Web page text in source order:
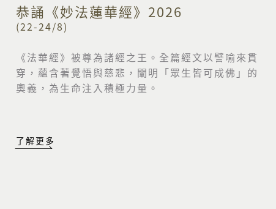
恭誦《妙法蓮華經》2026
(22-24/8)
《法華經》被尊為諸經之王。全篇經文以譬喻來貫
穿， 蘊含著覺悟與慈悲，闡明「眾生皆可成佛」的
奧義， 為生命注入積極力量。
了解更多